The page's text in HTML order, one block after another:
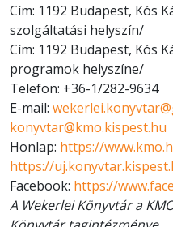
Cím: 1192 Budapest, Kós
szolgáltatási helyszín/
Cím: 1192 Budapest, Kós
programok helyszíne/
Telefon: +36-1/282-9634
E-mail:
konyvtar@kmo.kispest.hu
Honlap: https://
https://
Facebook: https://
A Wekerlei Könyvtár a